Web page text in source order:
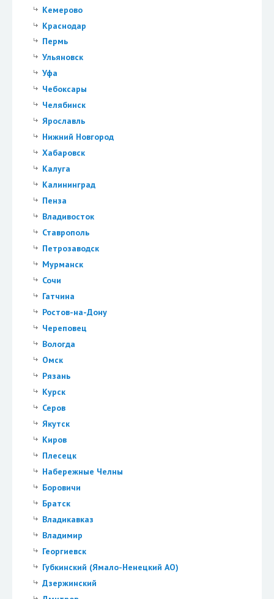
Кемерово
Краснодар
Пермь
Ульяновск
Уфа
Чебоксары
Челябинск
Ярославль
Нижний Новгород
Хабаровск
Калуга
Калининград
Пенза
Владивосток
Ставрополь
Петрозаводск
Мурманск
Сочи
Гатчина
Ростов-на-Дону
Череповец
Вологда
Омск
Рязань
Курск
Серов
Якутск
Киров
Плесецк
Набережные Челны
Боровичи
Братск
Владикавказ
Владимир
Георгиевск
Губкинский (Ямало-Ненецкий АО)
Дзержинский